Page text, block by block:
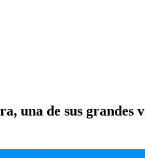
una de sus grandes